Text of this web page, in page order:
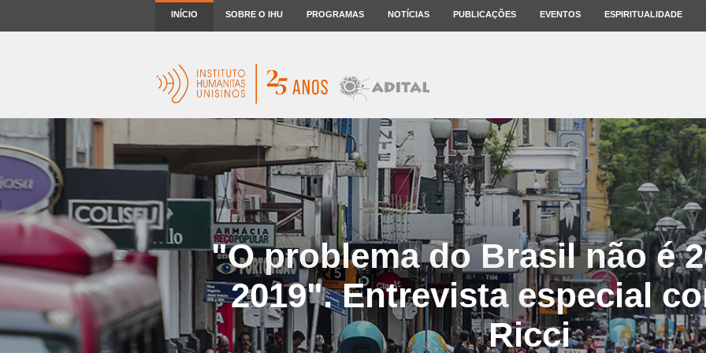
INÍCIO SOBRE O IHU PROGRAMAS NOTÍCIAS PUBLICAÇÕES EVENTOS ESPIRITUALIDADE
"O problema do Brasil não é
2019". Entrevista especial
Ricci